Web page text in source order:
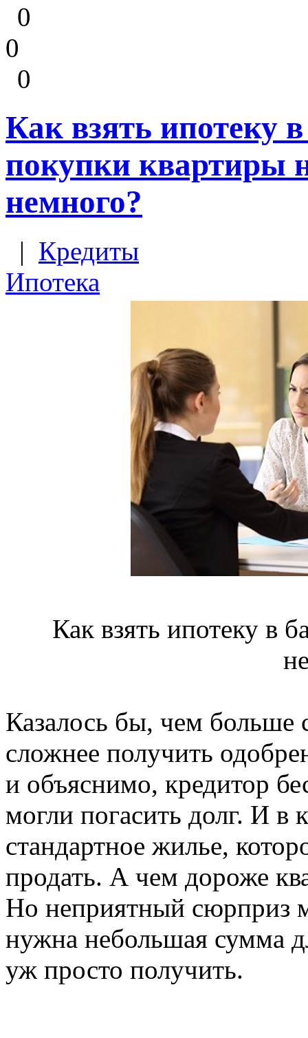
0
0
0
Как взять ипотеку
покупки квартиры
немного?
| Кредиты
Ипотека
Как взять ипотеку в
Казалось бы, чем больше
сложнее получить
и объяснимо, кредитор
могли погасить долг. И в
стандартное жилье,
продать. А чем дороже
Но неприятный сюрприз
нужна небольшая сумма
уж просто получить.